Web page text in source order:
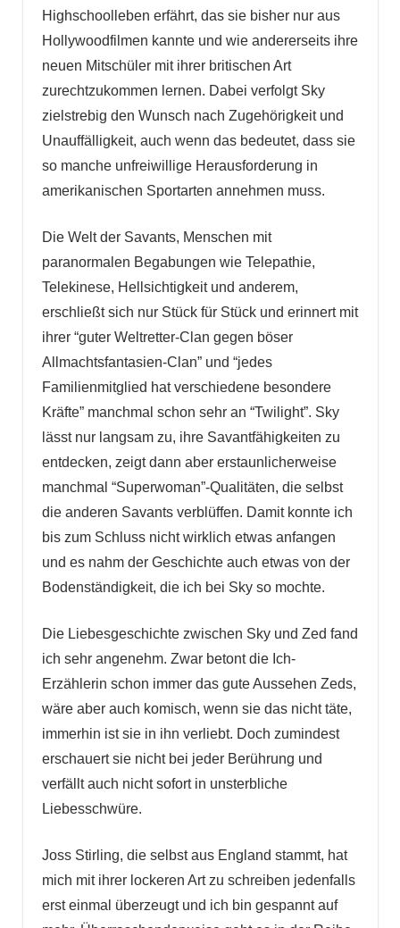
Highschoolleben erfährt, das sie bisher nur aus
Hollywoodfilmen kannte und wie andererseits ihre
neuen Mitschüler mit ihrer britischen Art
zurechtzukommen lernen. Dabei verfolgt Sky
zielstrebig den Wunsch nach Zugehörigkeit und
Unauffälligkeit, auch wenn das bedeutet, dass sie
so manche unfreiwillige Herausforderung in
amerikanischen Sportarten annehmen muss.
Die Welt der Savants, Menschen mit
paranormalen Begabungen wie Telepathie,
Telekinese, Hellsichtigkeit und anderem,
erschließt sich nur Stück für Stück und erinnert mit
ihrer “guter Weltretter-Clan gegen böser
Allmachtsfantasien-Clan” und “jedes
Familienmitglied hat verschiedene besondere
Kräfte” manchmal schon sehr an “Twilight”. Sky
lässt nur langsam zu, ihre Savantfähigkeiten zu
entdecken, zeigt dann aber erstaunlicherweise
manchmal “Superwoman”-Qualitäten, die selbst
die anderen Savants verblüffen. Damit konnte ich
bis zum Schluss nicht wirklich etwas anfangen
und es nahm der Geschichte auch etwas von der
Bodenständigkeit, die ich bei Sky so mochte.
Die Liebesgeschichte zwischen Sky und Zed fand
ich sehr angenehm. Zwar betont die Ich-
Erzählerin schon immer das gute Aussehen Zeds,
wäre aber auch komisch, wenn sie das nicht täte,
immerhin ist sie in ihn verliebt. Doch zumindest
erschauert sie nicht bei jeder Berührung und
verfällt auch nicht sofort in unsterbliche
Liebesschwüre.
Joss Stirling, die selbst aus England stammt, hat
mich mit ihrer lockeren Art zu schreiben jedenfalls
erst einmal überzeugt und ich bin gespannt auf